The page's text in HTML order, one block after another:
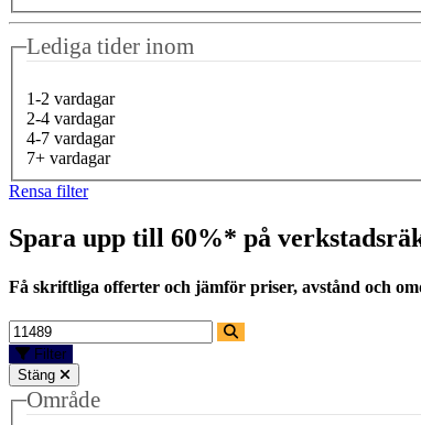
Lediga tider inom
1-2 vardagar
2-4 vardagar
4-7 vardagar
7+ vardagar
Rensa filter
Spara upp till 60%* på
Få skriftliga offerter och jämför priser, avstånd och
Filter
Stäng
Område